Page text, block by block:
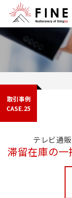
取引事例
CASE.25
テレビ通
滞留在庫の